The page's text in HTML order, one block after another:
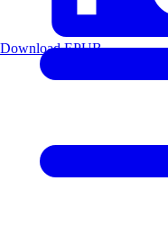
Download EPUB